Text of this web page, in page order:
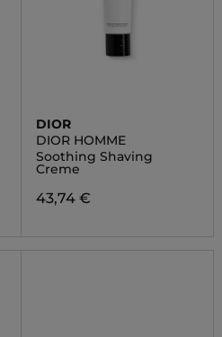
DIOR
DIOR HOMME
Soothing Shaving
Creme
43,74 €